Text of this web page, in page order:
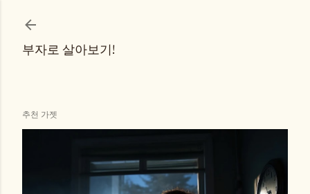
부자로 살아보기!
추천 가젯